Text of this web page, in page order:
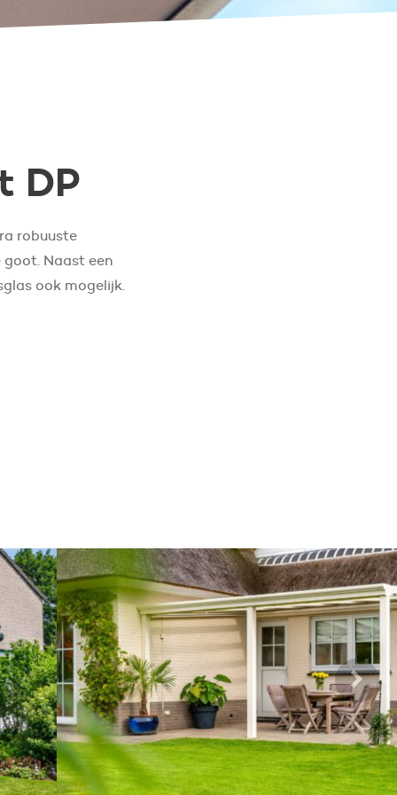
DP
robuuste
Naast een
ook mogelijk.